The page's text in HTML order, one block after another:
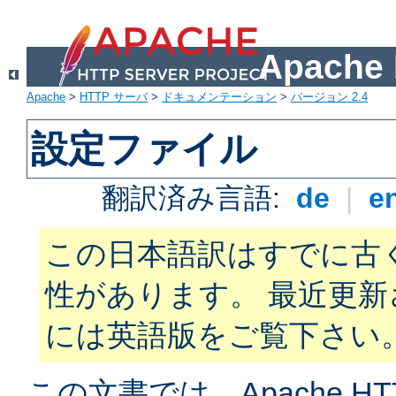
Apache
Apache > HTTP サーバ> ドキュメンテーション > バージョン 2.4
設定ファイル
翻訳済み言語: de |
この日本語訳はすでに古
性があります。 最近更
には英語版をご覧下さい